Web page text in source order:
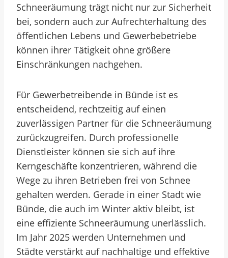
Schneeräumung trägt nicht nur zur Sicherheit
bei, sondern auch zur Aufrechterhaltung des
öffentlichen Lebens und Gewerbebetriebe
können ihrer Tätigkeit ohne größere
Einschränkungen nachgehen.
Für Gewerbetreibende in Bünde ist es
entscheidend, rechtzeitig auf einen
zuverlässigen Partner für die Schneeräumung
zurückzugreifen. Durch professionelle
Dienstleister können sie sich auf ihre
Kerngeschäfte konzentrieren, während die
Wege zu ihren Betrieben frei von Schnee
gehalten werden. Gerade in einer Stadt wie
Bünde, die auch im Winter aktiv bleibt, ist
eine effiziente Schneeräumung unerlässlich.
Im Jahr 2025 werden Unternehmen und
Städte verstärkt auf nachhaltige und effektive